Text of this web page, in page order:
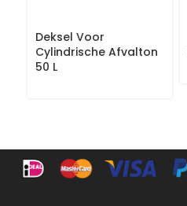
Deksel Voor
Cylindrische Afvalton
50 L